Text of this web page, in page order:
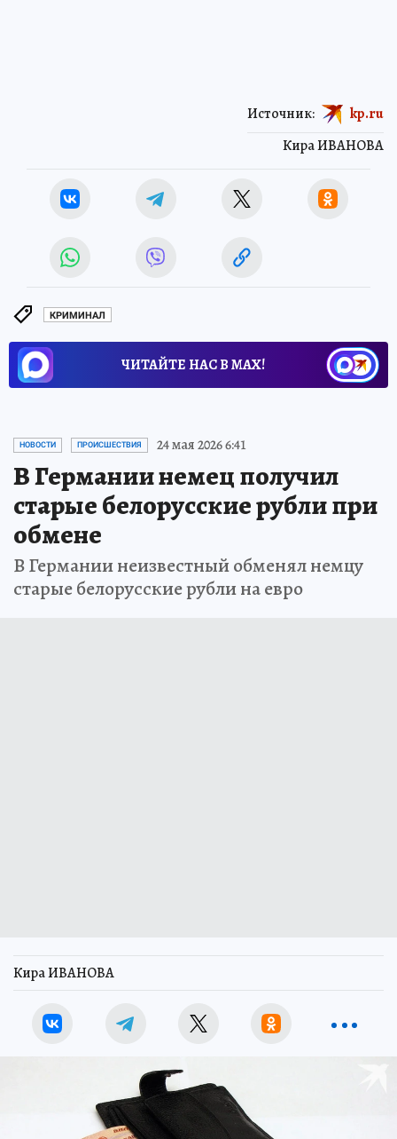
Кира ИВАНОВА
Источник: kp.ru
КРИМИНАЛ
ЧИТАЙТЕ НАС В МАХ!
НОВОСТИ ПРОИСШЕСТВИЯ 24 мая 2026 6:41
В Германии немец получил
старые белорусские рубли при
обмене
В Германии неизвестный обменял немцу
старые белорусские рубли на евро
Кира ИВАНОВА